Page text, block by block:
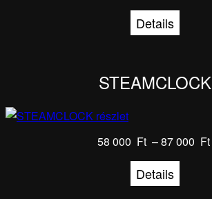
Details
STEAMCLOCK
58 000 Ft –87 000 Ft
Details